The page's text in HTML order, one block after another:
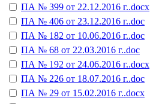
ПА № 399 от 22.12.2016 г..docx
ПА № 406 от 23.12.2016 г..doc
ПА № 182 от 10.06.2016 г..doc
ПА № 68 от 22.03.2016 г..doc
ПА № 192 от 24.06.2016 г..docx
ПА № 226 от 18.07.2016 г..doc
ПА № 29 от 15.02.2016 г..docx